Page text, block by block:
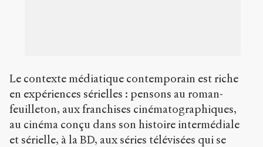
version
PDF
Le contexte médiatique contemporain est riche
en expériences sérielles : pensons au roman-
feuilleton, aux franchises cinématographiques,
au cinéma conçu dans son histoire intermédiale
et sérielle, à la BD, aux séries télévisées qui se